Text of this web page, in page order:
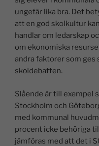
ungefär lika bra. Det
att en god skolkultur
handlar om ledarskap
om ekonomiska
andra faktorer som
skoldebatten.
Slående är till exempel
Stockholm och
med kommunal
procent icke behöriga
jämföras med att det i